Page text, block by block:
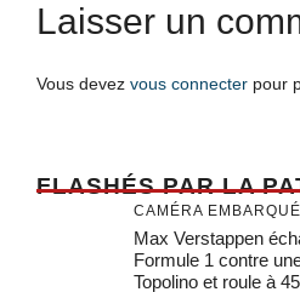
Laisser un
Vous devez vous connecter pour
FLASHÉS PAR LA
CAMÉRA
Max Verstappen
Formule 1 contre
Topolino et roule à